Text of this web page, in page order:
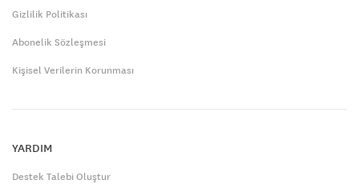
Gizlilik Politikası
Abonelik Sözleşmesi
Kişisel Verilerin Korunması
YARDIM
Destek Talebi Oluştur